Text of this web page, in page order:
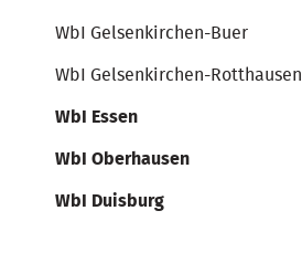
WbI Gelsenkirchen-Buer
WbI Gelsenkirchen-Rotthausen
WbI Essen
WbI Oberhausen
WbI Duisburg